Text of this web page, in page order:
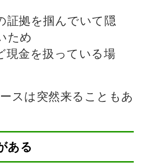
証拠を掴んでいて隠
ため
現金を扱っている場
スは突然来ることもあ
ある